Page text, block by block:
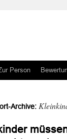
Person
Archive: